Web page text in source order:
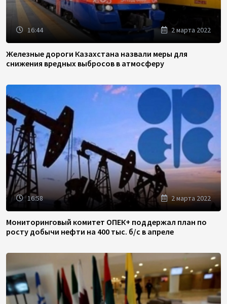
16:44 2 марта 2022
Железные дороги Казахстана назвали меры для
снижения вредных выбросов в атмосферу
16:58 2 марта 2022
Мониторинговый комитет ОПЕК+ поддержал план по
росту добычи нефти на 400 тыс. б/с в апреле